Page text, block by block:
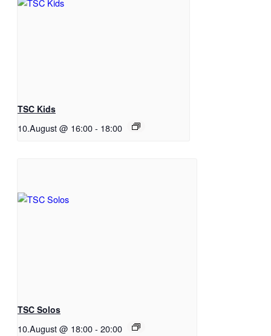
TSC Kids
10.August @ 16:00- 18:00
TSC Solos
10.August @ 18:00- 20:00